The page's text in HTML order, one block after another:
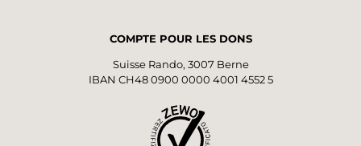
COMPTE POUR LES DONS
Suisse Rando, 3007 Berne
IBAN CH48 0900 0000 4001 4552 5